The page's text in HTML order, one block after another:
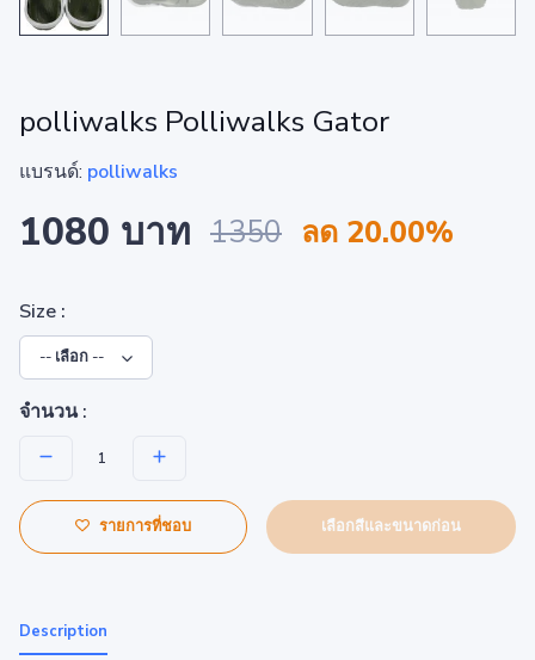
polliwalks Polliwalks Gator
แบรนด์: polliwalks
1080 บาท 1350 ลด 20.00%
Size :
จำนวน :
รายการที่ชอบ เลือกสีและขนาดก่อน
Description